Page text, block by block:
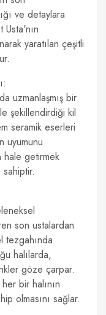
ve detaylara
yaratılan çeşitli
uzmanlaşmış bir
şekillendirdiği kil
seramik eserleri
uyumunu
hale getirmek
son ustalardan
tezgahında
halılarda,
göze çarpar.
bir halının
olmasını sağlar.